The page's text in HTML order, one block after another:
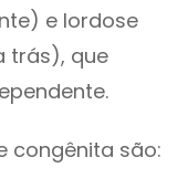
e lordose
trás), que
congênita são: